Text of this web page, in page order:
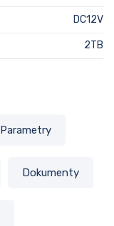
DC12V
2TB
Parametry
Dokumenty